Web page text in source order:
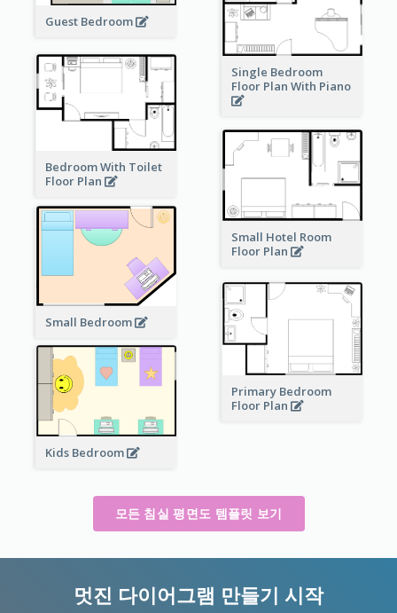
Guest Bedroom
Single Bedroom
Floor Plan With Piano
Bedroom With Toilet
Floor Plan
Small Hotel Room
Floor Plan
Small Bedroom
Primary Bedroom
Floor Plan
Kids Bedroom
모든 침실 평면도 템플릿 보기
멋진 다이어그램 만들기 시작